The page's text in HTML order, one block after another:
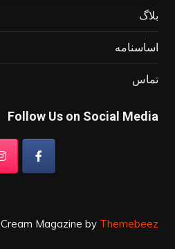
بلاگ
اساسنامه
تماس
Follow Us on Social Media
Cream Magazine by Themebeez